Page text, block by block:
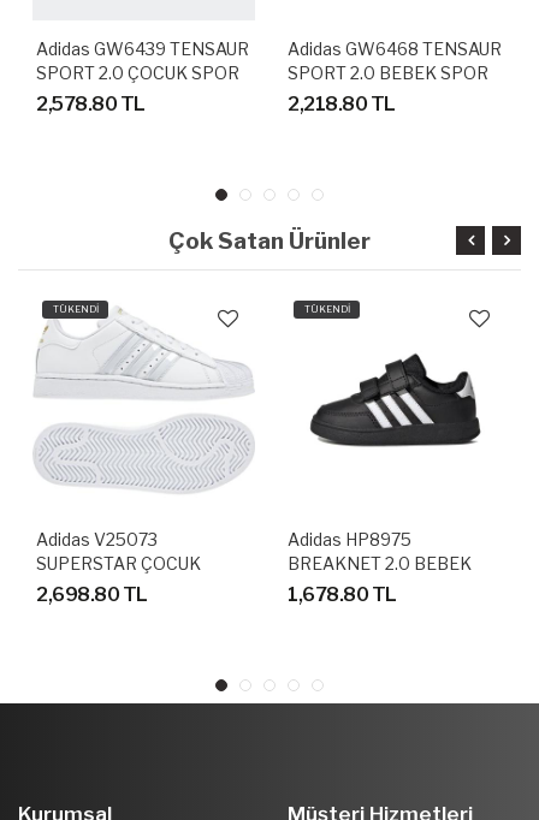
Adidas GW6439 TENSAUR
SPORT 2.0 ÇOCUK SPOR
AYAKKABI
2,578.80 TL
Adidas GW6468 TENSAUR
SPORT 2.0 BEBEK SPOR
AYAKKABI
2,218.80 TL
Çok Satan Ürünler
TÜKENDİ
Adidas V25073
SUPERSTAR ÇOCUK
AYAKKABI
2,698.80 TL
TÜKENDİ
Adidas HP8975
BREAKNET 2.0 BEBEK
SPOR AYAKKABI
1,678.80 TL
Kurumsal Müşteri Hizmetleri